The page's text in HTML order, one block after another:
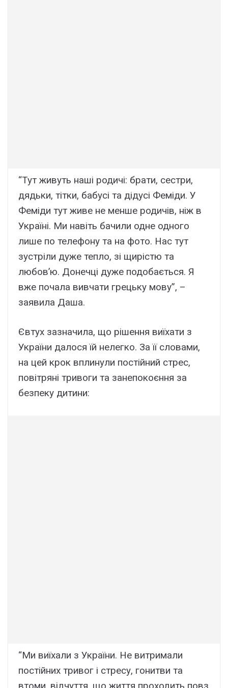
“Тут живуть наші родичі: брати, сестри,
дядьки, тітки, бабусі та дідусі Феміди. У
Феміди тут живе не менше родичів, ніж в
Україні. Ми навіть бачили одне одного
лише по телефону та на фото. Нас тут
зустріли дуже тепло, зі щирістю та
любов’ю. Донечці дуже подобається. Я
вже почала вивчати грецьку мову”, –
заявила Даша.
Євтух зазначила, що рішення виїхати з
України далося їй нелегко. За її словами,
на цей крок вплинули постійний стрес,
повітряні тривоги та занепокоєння за
безпеку дитини:
“Ми виїхали з України. Не витримали
постійних тривог і стресу, гонитви та
втоми, відчуття, що життя проходить повз